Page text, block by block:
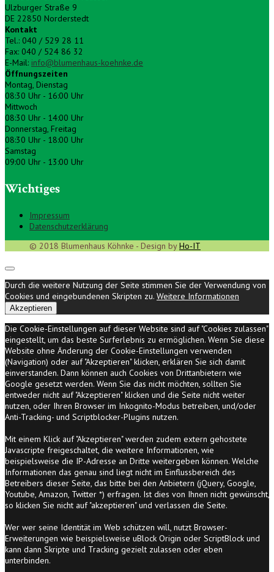
Ulzburger Straße 9
DE 22850 Norderstedt
Kontakt
Tel.: 040 / 529 28 11
Fax: 040 / 524 86 32
E-Mail: info@blumenhaus-koehnke.de
Öffnungszeiten
Montag, Dienstag
08:30 Uhr - 16:00 Uhr
Mittwoch
08:30 Uhr - 14:00 Uhr
Donnerstag, Freitag
08:30 Uhr - 18:00 Uhr
Samstag
09:00 Uhr - 13:00 Uhr
Wichtiges
Impressum
Datenschutzerklärung
© 2018 Blumenhaus Köhnke - Design byHo-IT
Durch die weitere Nutzung der Seite stimmen Sie der Verwendung von
Cookies und eingebundenen Skripten zu. Weitere Informationen
Akzeptieren
Die Cookie-Einstellungen auf dieser Website sind auf "Cookies zulassen"
eingestellt, um das beste Surferlebnis zu ermöglichen. Wenn Sie diese
Website ohne Änderung der Cookie-Einstellungen verwenden
(Navigation) oder auf "Akzeptieren" klicken, erklären Sie sich damit
einverstanden. Dann können auch Cookies von Drittanbietern wie
Google gesetzt werden. Wenn Sie das nicht möchten, sollten Sie
entweder nicht auf "Akzeptieren" klicken und die Seite nicht weiter
nutzen, oder Ihren Browser im Inkognito-Modus betreiben, und/oder
Anti-Tracking- und Scriptblocker-Plugins nutzen.
Mit einem Klick auf "Akzeptieren" werden zudem extern gehostete
Javascripte freigeschaltet, die weitere Informationen, wie
beispielsweise die IP-Adresse an Dritte weitergeben können. Welche
Informationen das genau sind liegt nicht im Einflussbereich des
Betreibers dieser Seite, das bitte bei den Anbietern (jQuery, Google,
Youtube, Amazon, Twitter *) erfragen. Ist dies von Ihnen nicht gewünscht,
so klicken Sie nicht auf "akzeptieren" und verlassen die Seite.
Wer wer seine Identität im Web schützen will, nutzt Browser-
Erweiterungen wie beispielsweise uBlock Origin oder ScriptBlock und
kann dann Skripte und Tracking gezielt zulassen oder eben
unterbinden.